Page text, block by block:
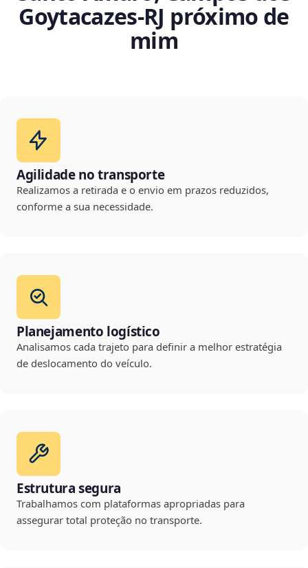
Goytacazes‑RJ próximo de
mim
Agilidade no transporte
Realizamos a retirada e o envio em prazos reduzidos,
conforme a sua necessidade.
Planejamento logístico
Analisamos cada trajeto para definir a melhor estratégia
de deslocamento do veículo.
Estrutura segura
Trabalhamos com plataformas apropriadas para
assegurar total proteção no transporte.